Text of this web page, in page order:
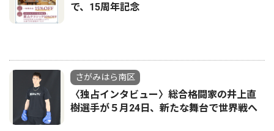
で、15周年記念
さがみはら南区
〈独占インタビュー〉総合格闘家の井上直
樹選手が５月24日、新たな舞台で世界戦へ